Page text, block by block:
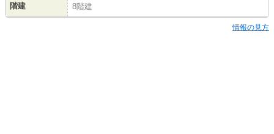
階建 8階建
情報の見方